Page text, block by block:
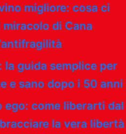
migliore: cosa ci
miracolo di Cana
la guida semplice per
e sano dopo i 50 anni
ego: come liberarti dal
la vera libertà